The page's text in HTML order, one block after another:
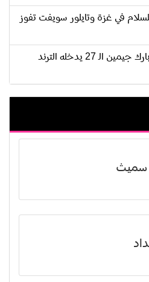
في غزة وتايلور سويفت تفوز
عيد ميلاد عضو فريق BTS بارك جيمين الـ 27 يدخله الترند
سميث